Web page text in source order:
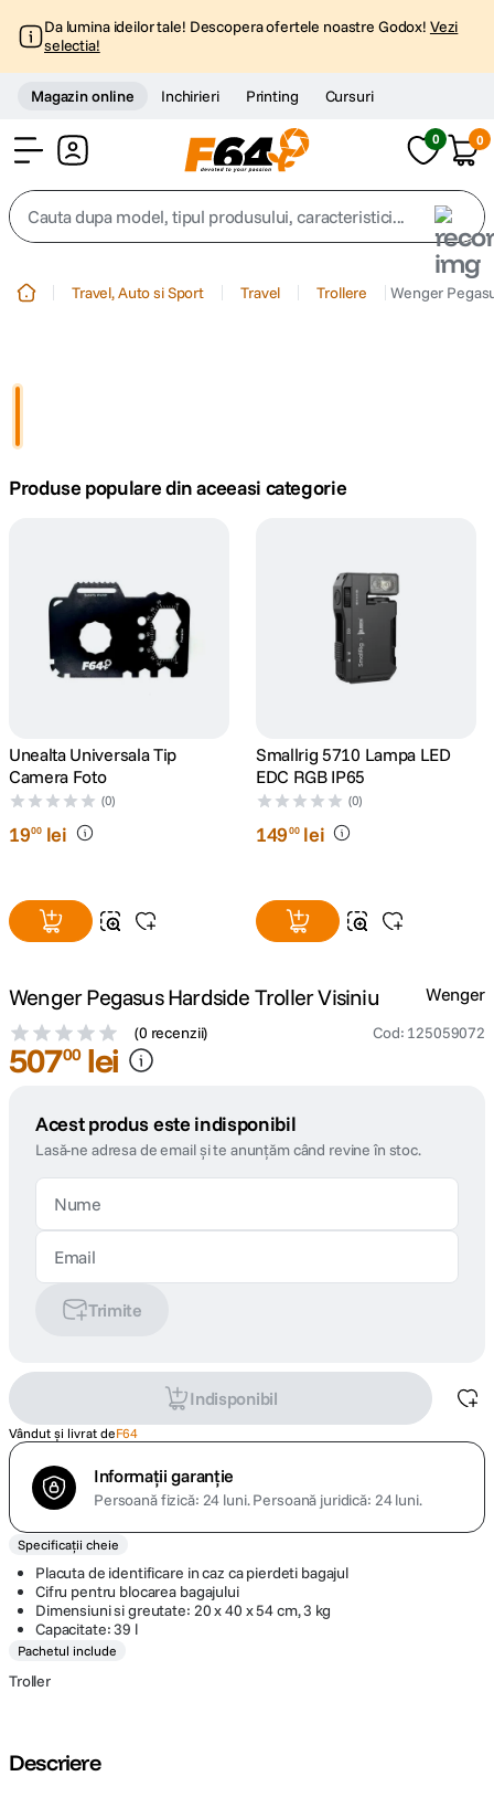
Da lumina ideilor tale! Descopera ofertele noastre Godox! Vezi
selectia!
Magazin online Inchirieri Printing Cursuri
0 0
Cauta dupa model, tipul produsului, caracteristici...
4. peak design
6. lavaliera
card memorie
9. insta 360
10 . godox
Travel, Auto si Sport Travel Trollere Wenger
Produse populare din aceeasi categorie
Unealta Universala Tip
Camera Foto
(0)
1900 lei
Smallrig 5710 Lampa LED
EDC RGB IP65
(0)
14900 lei
Wenger Pegasus Hardside Troller Visiniu
(0 recenzii) Cod: 125059072
Wenger
50700 lei
Acest produs este indisponibil
Lasă-ne adresa de email și te anunțăm când revine în stoc.
Trimite
Indisponibil
Vândut și livrat deF64
Informații garanție
Persoană fizică: 24 luni.Persoană juridică: 24 luni.
Specificații cheie
Placuta de identificare in caz ca pierdeti bagajul
Cifru pentru blocarea bagajului
Dimensiuni si greutate: 20 x 40 x 54 cm, 3 kg
Capacitate: 39 l
Pachetul include
Troller
Descriere